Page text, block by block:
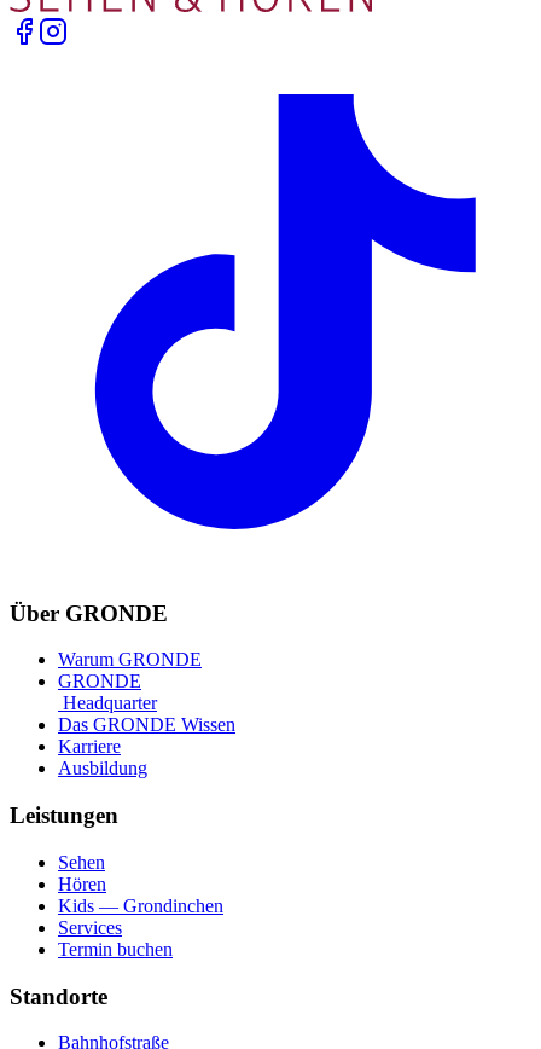
Über GRONDE
Warum GRONDE
GRONDE
Headquarter
Das GRONDE Wissen
Karriere
Ausbildung
Leistungen
Sehen
Hören
Kids — Grondinchen
Services
Termin buchen
Standorte
Bahnhofstraße